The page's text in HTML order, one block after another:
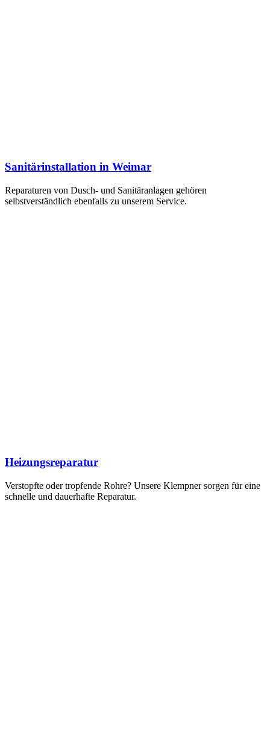
Sanitärinstallation in Weimar
Reparaturen von Dusch- und Sanitäranlagen gehören
selbstverständlich ebenfalls zu unserem Service.
Heizungsreparatur
Verstopfte oder tropfende Rohre? Unsere Klempner sorgen für eine
schnelle und dauerhafte Reparatur.